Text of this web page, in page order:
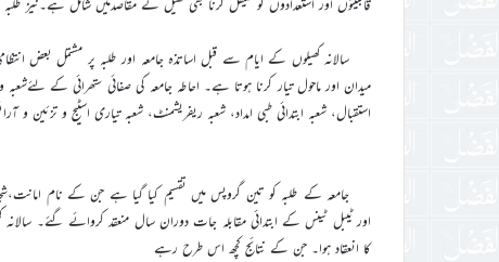
سالانہ کھیلوں کے ایام سے قبل اساتذہ جامعہ اور طلبہ پر مشتمل بعض
میدان اور ماحول تیار کرنا ہوتا ہے۔ احاطہ جامعہ کی صفائی ستھرائی کے
استقبال، شعبہ ابتدائی طبی امداد، شعبہ ریفریشمنٹ، شعبہ تیاری اسٹیج و تزئین
جامعہ کے طلبہ کو تین گروپس میں تقسیم کیا گیا ہے جن کے نام
کا انعقاد ہوا۔ جن کے نتائج کچھ اس طرح رہے